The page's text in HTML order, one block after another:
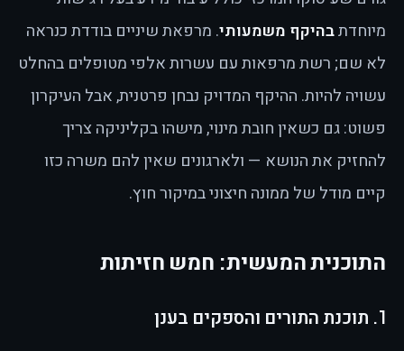
מיוחדתבהיקף משמעותי. מרפאת שיניים בודדת כנראה
לא שם; רשת מרפאות עם עשרות אלפי מטופלים בהחלט
עשויה להיות. ההיקף המדויק נבחן פרטנית, אבל העיקרון
פשוט: גם כשאין חובת מינוי, מישהו בקליניקה צריך
להחזיק את הנושא — ולארגונים שאין להם משרה כזו
קיים מודל של ממונה חיצוני במיקור חוץ.
התוכנית המעשית: חמש חזיתות
1. תוכנת התורים והספקים בענן